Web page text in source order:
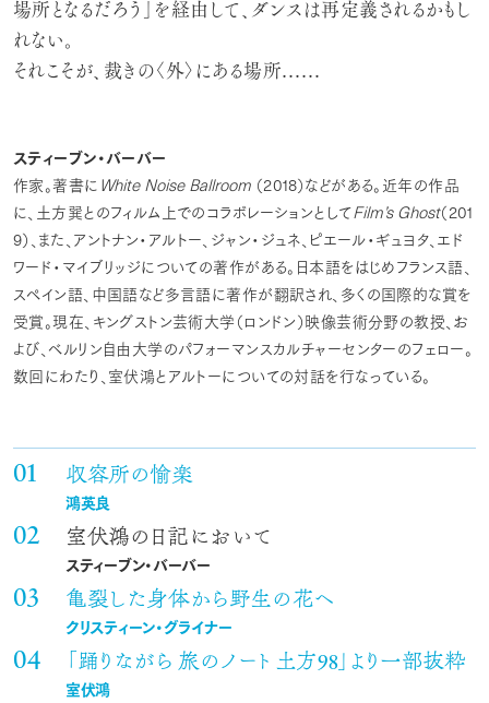
場所となるだろう」を経由して、ダンスは再定義されるかもし
れない。
それこそが、裁きの〈外〉にある場所……
スティーブン・バーバー
作家。著書にWhite Noise Ballroom （2018）などがある。近年の作品
に、土方巽とのフィルム上でのコラボレーションとしてFilm’s Ghost（201
9）、また、アントナン・アルトー、ジャン・ジュネ、ピエール・ギュヨタ、エド
ワード・マイブリッジについての著作がある。日本語をはじめフランス語、
スペイン語、中国語など多言語に著作が翻訳され、多くの国際的な賞を
受賞。現在、キングストン芸術大学（ロンドン）映像芸術分野の教授、お
よび、ベルリン自由大学のパフォーマンスカルチャーセンターのフェロー。
数回にわたり、室伏鴻とアルトーについての対話を行なっている。
収容所の愉楽
鴻英良
室伏鴻の日記において
スティーブン・バーバー
亀裂した身体から野生の花へ
クリスティーン・グライナー
「踊りながら 旅のノート 土方98」より一部抜粋
室伏鴻